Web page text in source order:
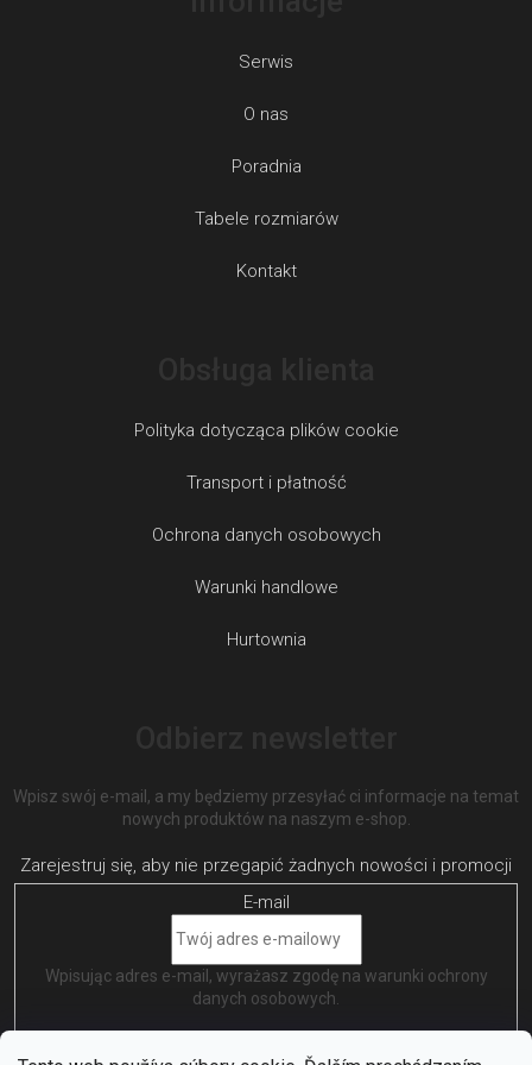
Serwis
O nas
Poradnia
Tabele rozmiarów
Kontakt
Polityka dotycząca plików cookie
Transport i płatność
Ochrona danych osobowych
Warunki handlowe
Hurtownia
Wpisz swój e-mail, a my będziemy przesyłać ci informacje na temat
nowych produktów na naszym e-shop.
E-mail
Wpisując adres e-mail, wyrażasz zgodę na warunki ochrony
danych osobowych
ZALOGUJ SIĘ